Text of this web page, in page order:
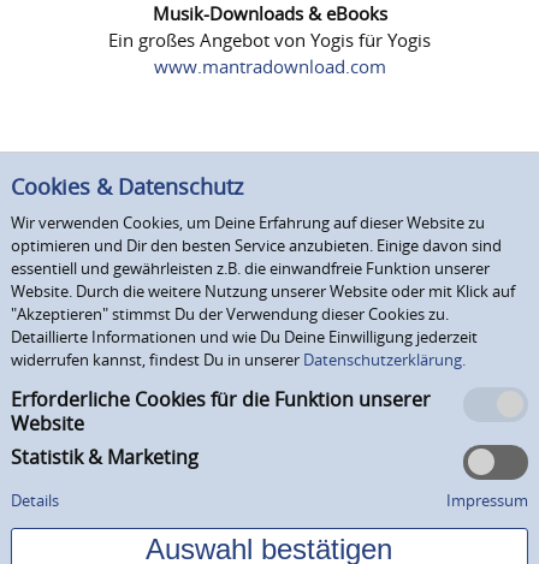
Musik-Downloads & eBooks
Ein großes Angebot von Yogis für Yogis
www.mantradownload.com
Cookies & Datenschutz
Wir verwenden Cookies, um Deine Erfahrung auf dieser Website zu
optimieren und Dir den besten Service anzubieten. Einige davon sind
essentiell und gewährleisten z.B. die einwandfreie Funktion unserer
Website. Durch die weitere Nutzung unserer Website oder mit Klick auf
"Akzeptieren" stimmst Du der Verwendung dieser Cookies zu.
Detaillierte Informationen und wie Du Deine Einwilligung jederzeit
widerrufen kannst, findest Du in unserer Datenschutzerklärung.
Erforderliche Cookies für die Funktion unserer
Website
Statistik & Marketing
Details Impressum